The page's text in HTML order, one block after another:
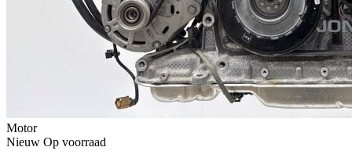
Motor
Nieuw Op voorraad